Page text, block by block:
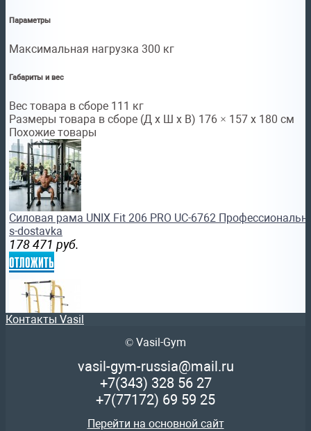
Параметры
Максимальная нагрузка 300 кг
Габариты и вес
Вес товара в сборе 111 кг
Размеры товара в сборе (Д x Ш x В) 176 × 157 х 180 см
Похожие товары
Силовая рама UNIX Fit 206 PRO UC-6762
s-dostavka
178 471 руб.
отложить
Машина Смита DFC STONERISE D006 домашний силовой
Контакты Vasil
© Vasil-Gym
vasil-gym-russia@mail.ru
+7(343) 328 56 27
+7(77172) 69 59 25
Перейти на основной сайт